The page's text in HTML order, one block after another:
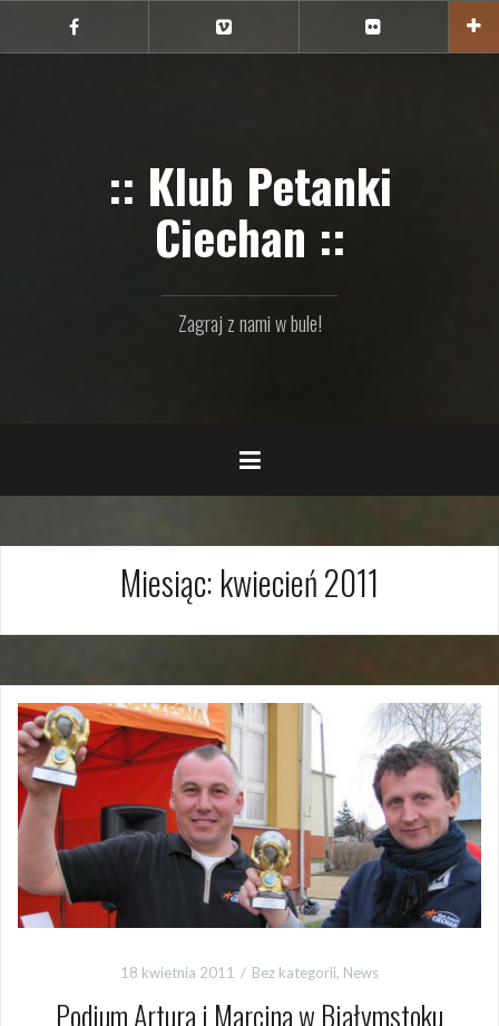
treści
Ciechan
na
na
na
:: Klub Petanki
Ciechan ::
Zagraj z nami w bule!
Miesiąc: kwiecień 2011
18 kwietnia 2011 Bez kategorii, News
Podium Artura i Marcina w Białymstoku